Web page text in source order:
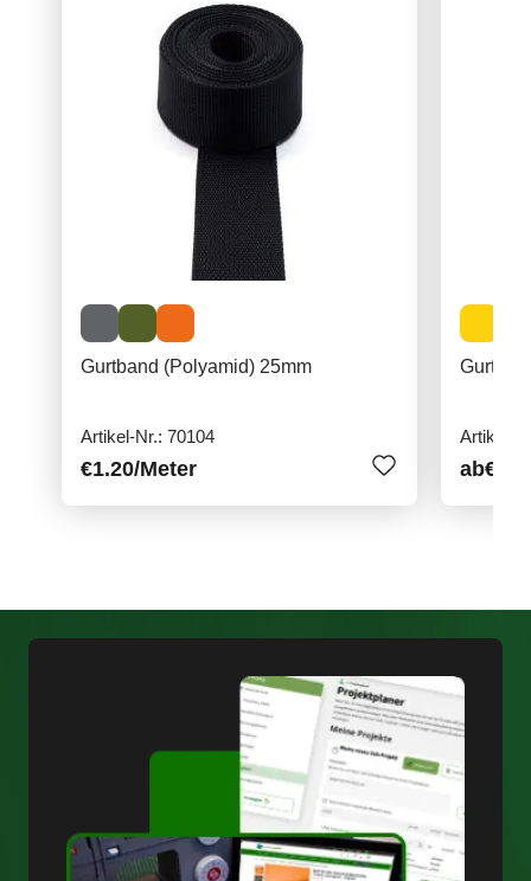
Gurtband (Polyamid) 25mm
Artikel-Nr.: 70104
€1.20/Meter
Artikel-
ab